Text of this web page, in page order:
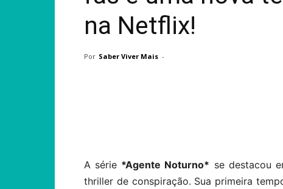
na Netflix!
Por Saber Viver Mais -
A série *Agente Noturno* se destacou
thriller de conspiração. Sua primeira